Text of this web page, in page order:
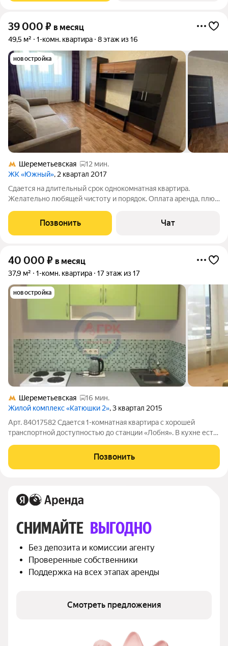
39 000 ₽ в месяц
49,5 м² 1-комн. квартира 8 этаж из 16
новостройка
Шереметьевская
12 мин.
ЖК «Южный», 2 квартал 2017
Сдается на длительный срок однокомнатная квартира.
Желательно любящей чистоту и порядок. Оплата аренда, плюс
сан. узел, кухня с балконом мечта хозяйки.Необходимая
мебель присутствует. Консьерж,
Позвонить Чат
40 000 ₽ в месяц
37,9 м² 1-комн. квартира 17 этаж из 17
новостройка
Шереметьевская
16 мин.
Жилой комплекс «Катюшки 2», 3 квартал 2015
Арт. 84017582 Сдается 1-комнатная квартира с хорошей
транспортной доступностью до станции «Лобня». В кухне есть:
шкаф, двухспальная кровать, тумба под телевизор. В коридоре
есть шкаф. Сан. узел
Позвонить
СНИМАЙТЕ ВЫГОДНО
Без депозита и комиссии агенту
Проверенные собственники
Поддержка на всех этапах аренды
Смотреть предложения